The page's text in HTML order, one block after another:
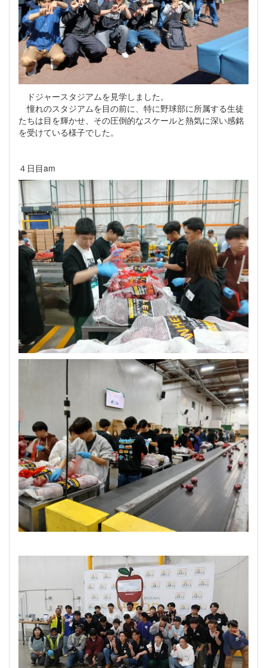
ドジャースタジアムを見学しました。
憧れのスタジアムを目の前に、特に野球部に所属する生徒
たちは目を輝かせ、その圧倒的なスケールと熱気に深い感銘
を受けている様子でした。
４日目am